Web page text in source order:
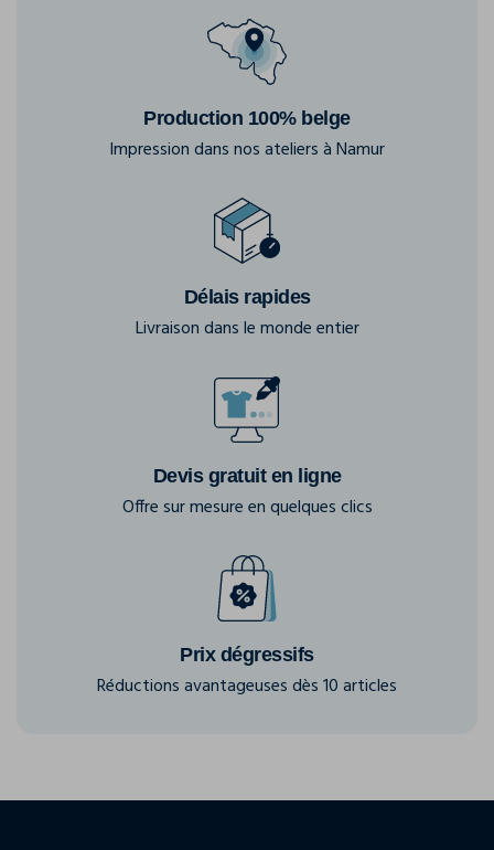
Production 100% belge
Impression dans nos ateliers à Namur
Délais rapides
Livraison dans le monde entier
Devis gratuit en ligne
Offre sur mesure en quelques clics
Prix dégressifs
Réductions avantageuses dès 10 articles